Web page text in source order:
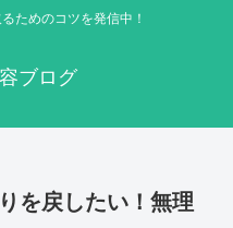
ためのコツを発信中！
ブログ
を戻したい！無理